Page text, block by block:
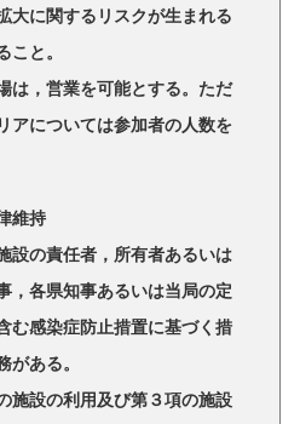
大に関するリスクが生まれる
こと。
は，営業を可能とする。ただ
アについては参加者の人数を
維持
設の責任者，所有者あるいは
，各県知事あるいは当局の定
む感染症防止措置に基づく措
がある。
施設の利用及び第３項の施設